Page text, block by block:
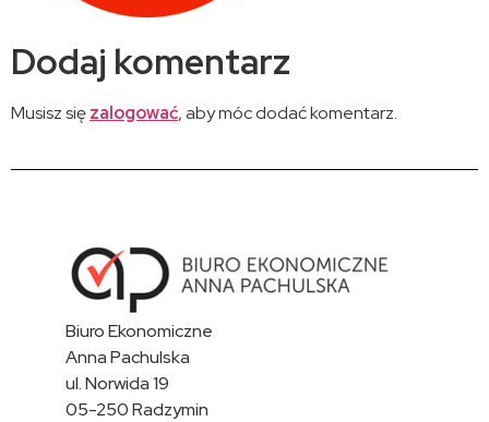
Dodaj komentarz
Musisz sięzalogować, aby móc dodać komentarz.
Biuro Ekonomiczne
Anna Pachulska
ul. Norwida 19
05-250 Radzymin